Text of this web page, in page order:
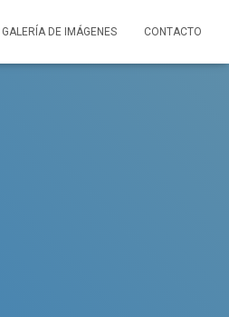
GALERÍA DE IMÁGENES CONTACTO